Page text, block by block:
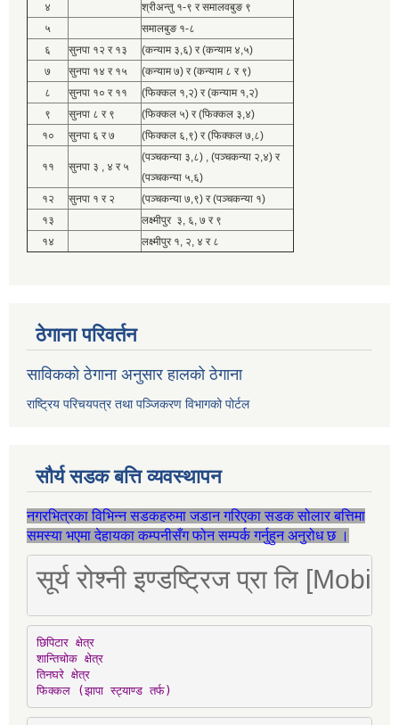
४
श्रीअन्तु १-९ र समालवबुङ ९
५
समालबुङ १-८
६
सुनपा १२ र १३
(कन्याम ३,६) र (कन्याम ४,५)
७
सुनपा १४ र १५
(कन्याम ७) र (कन्याम ८ र ९)
८
सुनपा १० र ११
(फिक्कल १,२) र (कन्याम १,२)
९
सुनपा ८ र ९
(फिक्कल ५) र (फिक्कल ३,४)
१०
सुनपा ६ र ७ (फिक्कल ६,९) र (फिक्कल ७,८)
११ सुनपा ३ , ४ र ५
(पञ्चकन्या ३,८) , (पञ्चकन्या २,४) र
(पञ्चकन्या ५,६)
१२
सुनपा १ र २
(पञ्चकन्या ७,९) र (पञ्चकन्या १)
१३
लक्ष्मीपुर ३, ६, ७ र ९
१४
लक्ष्मीपुर १, २, ४ र ८
ठेगाना परिवर्तन
साविकको ठेगाना अनुसार हालको ठेगाना
राष्ट्रिय परिचयपत्र तथा पञ्जिकरण विभागको पोर्टल
सौर्य सडक बत्ति व्यवस्थापन
नगरभित्रका विभिन्न सडकहरुमा जडान गरिएका सडक सोलार बत्तिमा
समस्या भएमा देहायका कम्पनीसँग फोन सम्पर्क गर्नुहुन अनुरोध छ ।
सूर्य रोश्नी इण्डष्ट्रिज प्रा लि
छिपिटार क्षेत्र
शान्तिचोक क्षेत्र
तिनघरे क्षेत्र
फिक्कल (झापा स्ट्याण्ड तर्फ)